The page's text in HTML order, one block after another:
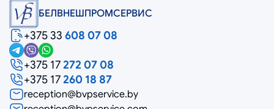
БЕЛВНЕШПРОМСЕРВИС
+375 33 608 07 08
+375 17 272 07 08
+375 17 260 18 87
reception@bvpservice.by